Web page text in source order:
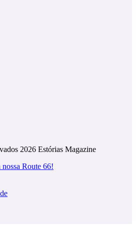
2026 Estórias Magazine
nossa Route 66!